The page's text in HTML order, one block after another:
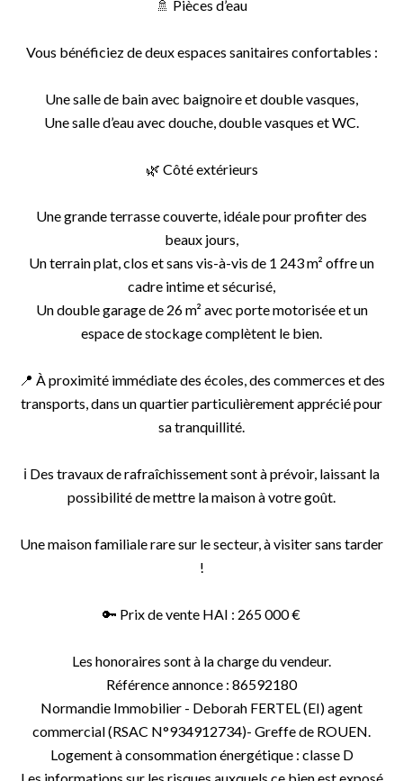
🚿 Pièces d’eau
Vous bénéficiez de deux espaces sanitaires confortables :
Une salle de bain avec baignoire et double vasques,
Une salle d’eau avec douche, double vasques et WC.
🌿 Côté extérieurs
Une grande terrasse couverte, idéale pour profiter des
beaux jours,
Un terrain plat, clos et sans vis-à-vis de 1 243 m² offre un
cadre intime et sécurisé,
Un double garage de 26 m² avec porte motorisée et un
espace de stockage complètent le bien.
📍 À proximité immédiate des écoles, des commerces et des
transports, dans un quartier particulièrement apprécié pour
sa tranquillité.
ℹ️ Des travaux de rafraîchissement sont à prévoir, laissant la
possibilité de mettre la maison à votre goût.
Une maison familiale rare sur le secteur, à visiter sans tarder
!
🔑 Prix de vente HAI : 265 000 €
Les honoraires sont à la charge du vendeur.
Référence annonce : 86592180
Normandie Immobilier - Deborah FERTEL (EI) agent
commercial (RSAC N°934912734)- Greffe de ROUEN.
Logement à consommation énergétique : classe D